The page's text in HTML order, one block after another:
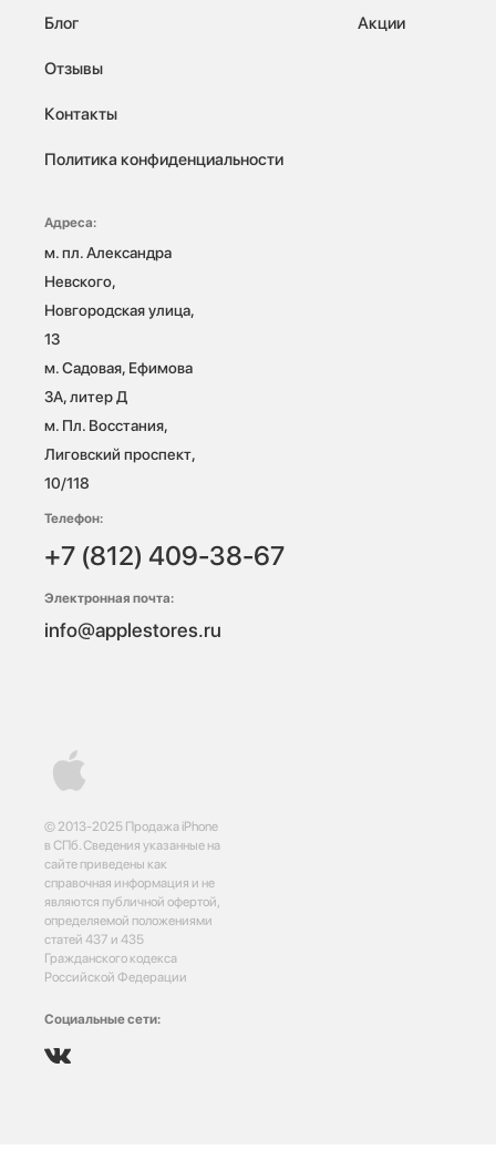
© 2013-2025 Продажа iPhone
в СПб. Сведения указанные на
сайте приведены как
справочная информация и не
являются публичной офертой,
определяемой положениями
статей 437 и 435
Гражданского кодекса
Российской Федерации
Социальные сети:
Блог
Отзывы
Контакты
Политика конфиденциальности
Акции
Адреса:
м. пл. Александра
Невского,
Новгородская улица,
13
м. Садовая, Ефимова
3А, литер Д
м. Пл. Восстания,
Лиговский проспект,
10/118
Телефон:
+7 (812) 409-38-67
Электронная почта:
info@applestores.ru